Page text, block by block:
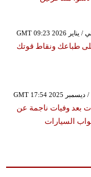
على طباعك ونقاط قوتك
بعد وفيات ناجمة عن
السيارات